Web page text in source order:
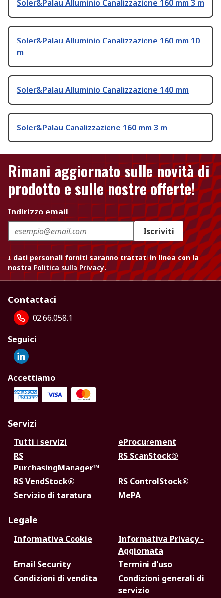
Soler&Palau Alluminio Canalizzazione 160 mm 3 m
Soler&Palau Alluminio Canalizzazione 160 mm 10
m
Soler&Palau Alluminio Canalizzazione 140 mm
Soler&Palau Canalizzazione 160 mm 3 m
Rimani aggiornato sulle novità di
prodotto e sulle nostre offerte!
Indirizzo email
Iscriviti
I dati personali forniti saranno trattati in linea con la
nostra Politica sulla Privacy.
Contattaci
02.66.058.1
Seguici
Accettiamo
Servizi
Tutti i servizi
eProcurement
RS
PurchasingManager™
RS ScanStock®
RS VendStock®
RS ControlStock®
Servizio di taratura
MePA
Legale
Informativa Cookie
Informativa Privacy -
Aggiornata
Email Security
Termini d'uso
Condizioni di vendita
Condizioni generali di
servizio